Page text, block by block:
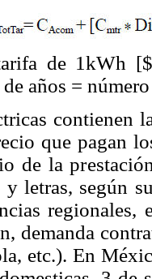
de 1kWh
años =
contienen
que pagan
de la
letras, según
regionales,
demanda
etc.). En